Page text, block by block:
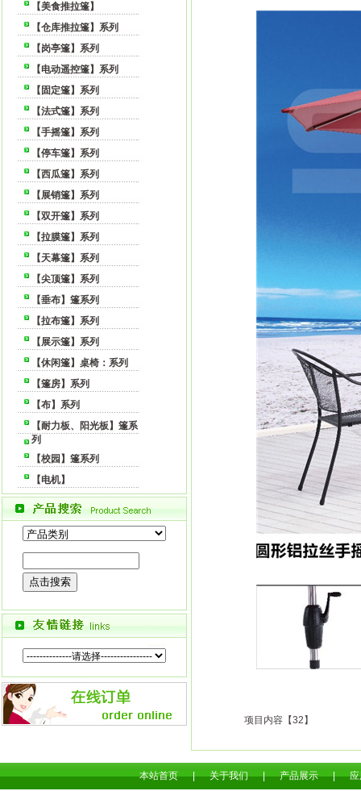
【美食推拉篷】
【仓库推拉篷】系列
【岗亭篷】系列
【电动遥控篷】系列
【固定篷】系列
【法式篷】系列
【手摇篷】系列
【停车篷】系列
【西瓜篷】系列
【展销篷】系列
【双开篷】系列
【拉膜篷】系列
【天幕篷】系列
【尖顶篷】系列
【垂布】篷系列
【拉布篷】系列
【展示篷】系列
【休闲篷】桌椅：系列
【篷房】系列
【布】系列
【耐力板、阳光板】篷系
列
【校园】篷系列
【电机】
项目内容【32】
本站首页|关于我们|产品展示|应